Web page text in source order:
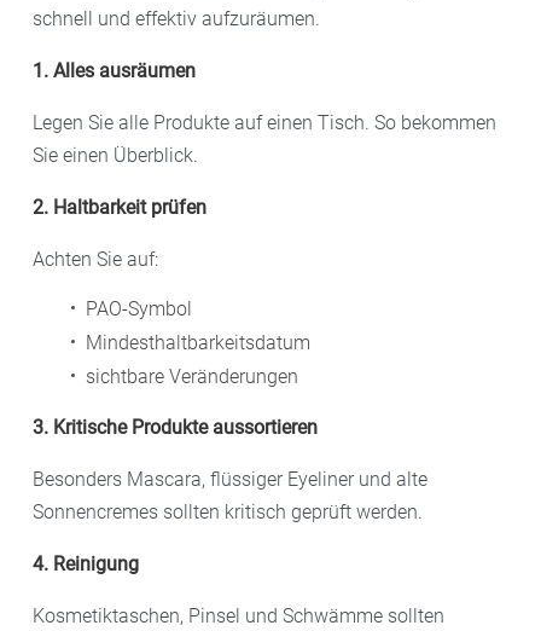
schnell und effektiv aufzuräumen.
1. Alles ausräumen
Legen Sie alle Produkte auf einen Tisch. So bekommen
Sie einen Überblick.
2. Haltbarkeit prüfen
Achten Sie auf:
PAO-Symbol
Mindesthaltbarkeitsdatum
sichtbare Veränderungen
3. Kritische Produkte aussortieren
Besonders Mascara, flüssiger Eyeliner und alte
Sonnencremes sollten kritisch geprüft werden.
4. Reinigung
Kosmetiktaschen, Pinsel und Schwämme sollten